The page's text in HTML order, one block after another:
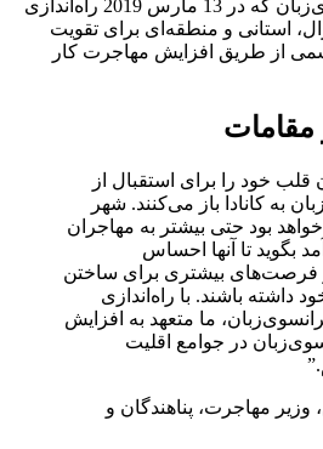
استراتژی مهاجرت فرانسوی‌زبان که در 13 مارس 2019 راه‌اندازی
استانی و منطقه‌ای برای تقویت
از طریق افزایش مهاجرت کار
مقامات
خود را برای استقبال از
به کانادا باز می‌کنند. شهر
بود حتی بیشتر به مهاجران
بگوید تا آنها احساس
فرصت‌های بیشتری برای ساختن
داشته باشند. با راه‌اندازی
ما متعهد به افزایش
در جوامع اقلیت
مهاجرت، پناهندگان و